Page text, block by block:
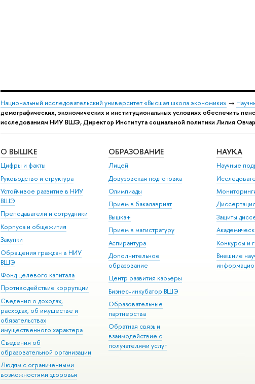
Национальный исследовательский университет «Высшая школа экономики» →
демографических, экономических и институциональных условиях обеспечить
исследованиям НИУ ВШЭ, Директор Института социальной политики Лилия
О ВЫШКЕ
Цифры и факты
Руководство и структура
Устойчивое развитие в НИУ
ВШЭ
Преподаватели и сотрудники
Корпуса и общежития
Закупки
Обращения граждан в НИУ
ВШЭ
Фонд целевого капитала
Противодействие коррупции
Сведения о доходах,
расходах, об имуществе и
обязательствах
имущественного характера
Сведения об
образовательной организации
Людям с ограниченными
возможностями здоровья
ОБРАЗОВАНИЕ
Лицей
Довузовская подготовка
Олимпиады
Прием в бакалавриат
Вышка+
Прием в магистратуру
Аспирантура
Дополнительное
образование
Центр развития карьеры
Бизнес-инкубатор ВШЭ
Образовательные
партнерства
Обратная связь и
взаимодействие с
получателями услуг
НАУКА
Научные
Защиты
Конкурсы и
Внешние